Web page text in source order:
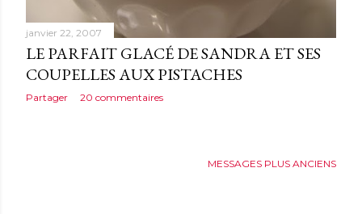
janvier 22, 2007
LE PARFAIT GLACÉ DE SANDRA ET SES
COUPELLES AUX PISTACHES
Partager 20 commentaires
MESSAGES PLUS ANCIENS